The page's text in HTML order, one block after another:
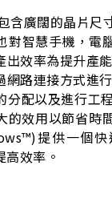
含廣闊的晶片尺
對智慧手機，電
出效率為提升產
網路連接方式進
分配以及進行工
的效用以節省時
提供一個
效率。